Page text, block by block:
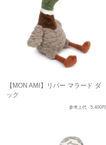
【MON AMI】リバー マラード ダ
ック
参考上代 5,400円